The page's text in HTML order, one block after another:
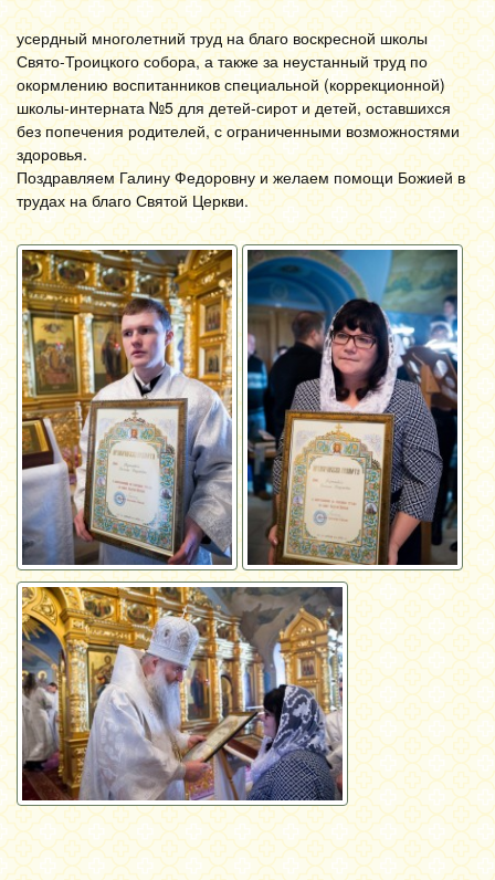
усердный многолетний труд на благо воскресной школы
Свято-Троицкого собора, а также за неустанный труд по
окормлению воспитанников специальной (коррекционной)
школы-интерната №5 для детей-сирот и детей, оставшихся
без попечения родителей, с ограниченными возможностями
здоровья.
Поздравляем Галину Федоровну и желаем помощи Божией в
трудах на благо Святой Церкви.